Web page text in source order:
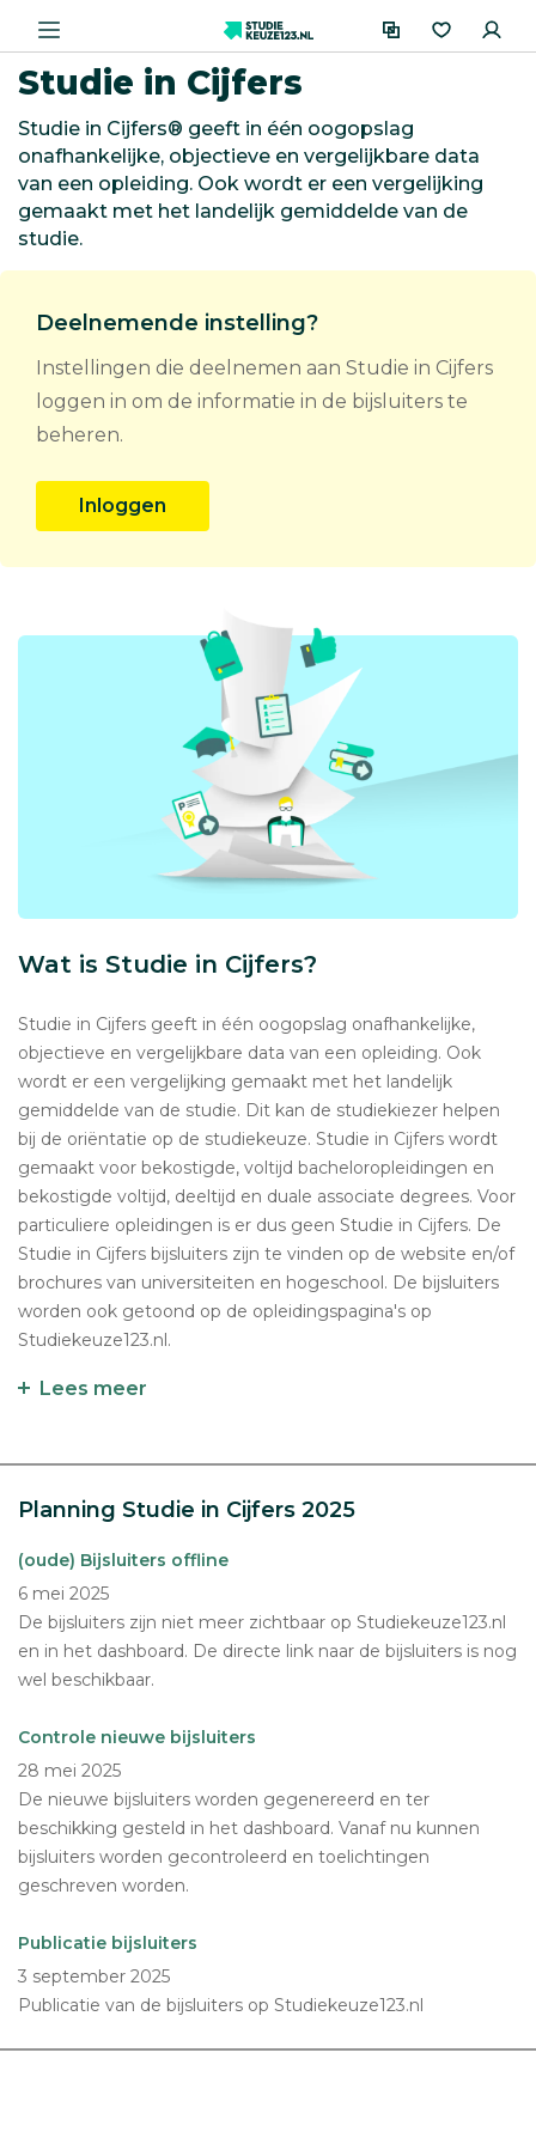
Studie in Cijfers
Studie in Cijfers® geeft in één oogopslag
onafhankelijke, objectieve en vergelijkbare data
van een opleiding. Ook wordt er een vergelijking
gemaakt met het landelijk gemiddelde van de
studie.
Deelnemende instelling?
Instellingen die deelnemen aan Studie in Cijfers
loggen in om de informatie in de bijsluiters te
beheren.
Inloggen
Wat is Studie in Cijfers?
Studie in Cijfers geeft in één oogopslag onafhankelijke,
objectieve en vergelijkbare data van een opleiding. Ook
wordt er een vergelijking gemaakt met het landelijk
gemiddelde van de studie. Dit kan de studiekiezer helpen
bij de oriëntatie op de studiekeuze. Studie in Cijfers wordt
gemaakt voor bekostigde, voltijd bacheloropleidingen en
bekostigde voltijd, deeltijd en duale associate degrees. Voor
particuliere opleidingen is er dus geen Studie in Cijfers. De
Studie in Cijfers bijsluiters zijn te vinden op de website en/of
brochures van universiteiten en hogeschool. De bijsluiters
worden ook getoond op de opleidingspagina's op
Studiekeuze123.nl.
Lees meer
Planning Studie in Cijfers 2025
(oude) Bijsluiters offline
6 mei 2025
De bijsluiters zijn niet meer zichtbaar op Studiekeuze123.nl
en in het dashboard. De directe link naar de bijsluiters is nog
wel beschikbaar.
Controle nieuwe bijsluiters
28 mei 2025
De nieuwe bijsluiters worden gegenereerd en ter
beschikking gesteld in het dashboard. Vanaf nu kunnen
bijsluiters worden gecontroleerd en toelichtingen
geschreven worden.
Publicatie bijsluiters
3 september 2025
Publicatie van de bijsluiters op Studiekeuze123.nl